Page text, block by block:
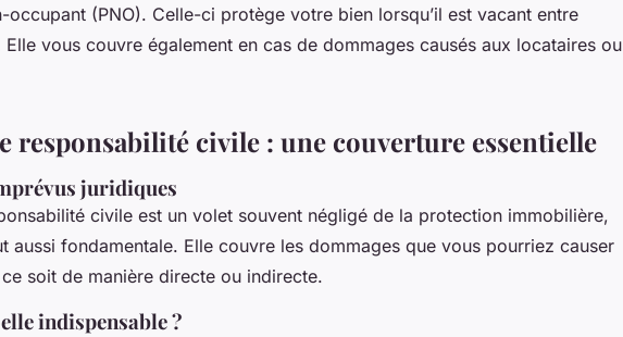
occupant (PNO). Celle-ci protège votre bien lorsqu’il est vacant entre
vous couvre également en cas de dommages causés aux locataires ou
responsabilité civile : une couverture essentielle
juridiques
civile est un volet souvent négligé de la protection immobilière,
aussi fondamentale. Elle couvre les dommages que vous pourriez causer
soit de manière directe ou indirecte.
indispensable ?